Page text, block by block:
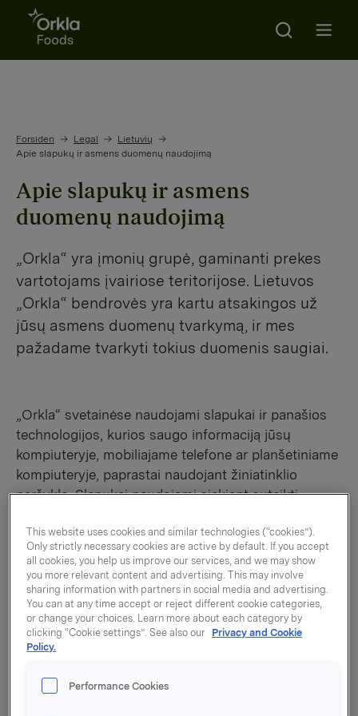
Go to frontpage
Search
Forsiden Legal
Lietuvių
Apie slapukų ir asmens duomenų naudojimą
Apie slapukų ir asmens
duomenų naudojimą
„Orkla“ yra įmonių grupė, gaminanti prekes
vartotojams įvairiose teritorijose. Lietuvos
„Orkla“ bendrovės yra kartu atsakingos už
jūsų asmens duomenų tvarkymą, ir mes
pažadame tvarkyti tokius duomenis saugiai.
„Orkla“ svetainėse naudojami slapukai ir panašios
technologijos, kurios saugo informaciją jūsų
kompiuteryje, mobiliajame telefone ar planšetiniame
kompiuteryje, paprastai naudojant žiniatinklio
naršyklę. Slapukai naudojami siekiant suteikti
funkcijų, atskirti lankytojus nuo kitų, analizuoti
mūsų svetainių ir internetinių paslaugų našumą bei
naudoti suasmenintą reklamą pagal interesus. Tai
tam tikru laipsniu priklauso nuo mūsų naudotojų
asmens duomenų naudojimo (kaip aprašyta toliau)
ir padeda mums tobulinti tinklalapį ir geriau
pritaikyti mūsų skaitmeninį ryšį gavėjams.
Lankytojai gali savanoriškai nuspręsti, ar priimti
This website uses cookies and similar technologies (“cookies”).
Only strictly necessary cookies are active by default. If you accept
all cookies, you help us improve our services, and we may show
you more relevant content and advertising. This may involve
sharing information with partners in social media and advertising.
You can at any time accept or reject different cookie categories,
or change your choices. Learn more about each category by
clicking “Cookie settings”. See also our Privacy and Cookie
Policy.
Performance Cookies